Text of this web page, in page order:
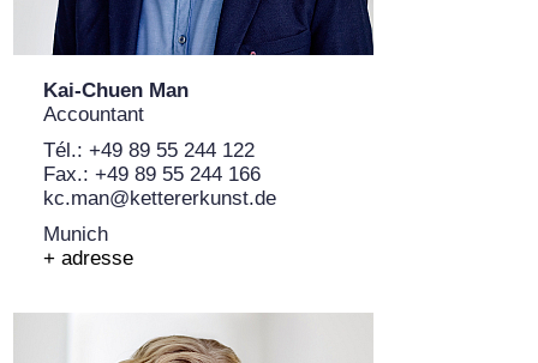
Kai-Chuen Man
Accountant
Tél.: +49 89 55 244 122
Fax.: +49 89 55 244 166
kc.man@kettererkunst.de
Munich
+ adresse